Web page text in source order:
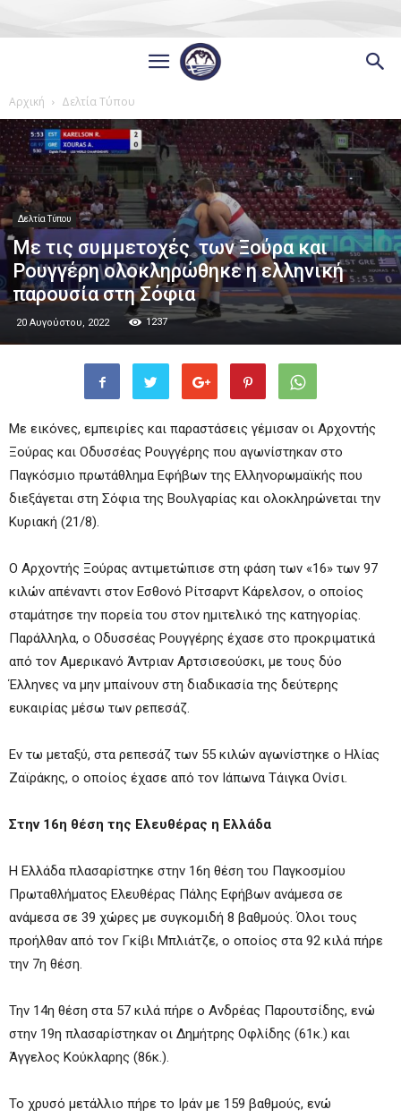
Αρχική Δελτία Τύπου
Δελτία Τύπου
Με τις συμμετοχές των Ξούρα και
Ρουγγέρη ολοκληρώθηκε η ελληνική
παρουσία στη Σόφια
20 Αυγούστου, 2022 1237
Με εικόνες, εμπειρίες και παραστάσεις γέμισαν οι Αρχοντής
Ξούρας και Οδυσσέας Ρουγγέρης που αγωνίστηκαν στο
Παγκόσμιο πρωτάθλημα Εφήβων της Ελληνορωμαϊκής που
διεξάγεται στη Σόφια της Βουλγαρίας και ολοκληρώνεται την
Κυριακή (21/8).
Ο Αρχοντής Ξούρας αντιμετώπισε στη φάση των «16» των 97
κιλών απέναντι στον Εσθονό Ρίτσαρντ Κάρελσον, ο οποίος
σταμάτησε την πορεία του στον ημιτελικό της κατηγορίας.
Παράλληλα, ο Οδυσσέας Ρουγγέρης έχασε στο προκριματικά
από τον Αμερικανό Άντριαν Αρτσισεούσκι, με τους δύο
Έλληνες να μην μπαίνουν στη διαδικασία της δεύτερης
ευκαιρίας μέσω των ρεπεσάζ.
Εν τω μεταξύ, στα ρεπεσάζ των 55 κιλών αγωνίστηκε ο Ηλίας
Ζαϊράκης, ο οποίος έχασε από τον Ιάπωνα Τάιγκα Ονίσι.
Στην 16η θέση της Ελευθέρας η Ελλάδα
Η Ελλάδα πλασαρίστηκε στην 16η θέση του Παγκοσμίου
Πρωταθλήματος Ελευθέρας Πάλης Εφήβων ανάμεσα σε
ανάμεσα σε 39 χώρες με συγκομιδή 8 βαθμούς. Όλοι τους
προήλθαν από τον Γκίβι Μπλιάτζε, ο οποίος στα 92 κιλά πήρε
την 7η θέση.
Την 14η θέση στα 57 κιλά πήρε ο Ανδρέας Παρουτσίδης, ενώ
στην 19η πλασαρίστηκαν οι Δημήτρης Οφλίδης (61κ.) και
Άγγελος Κούκλαρης (86κ.).
Το χρυσό μετάλλιο πήρε το Ιράν με 159 βαθμούς, ενώ